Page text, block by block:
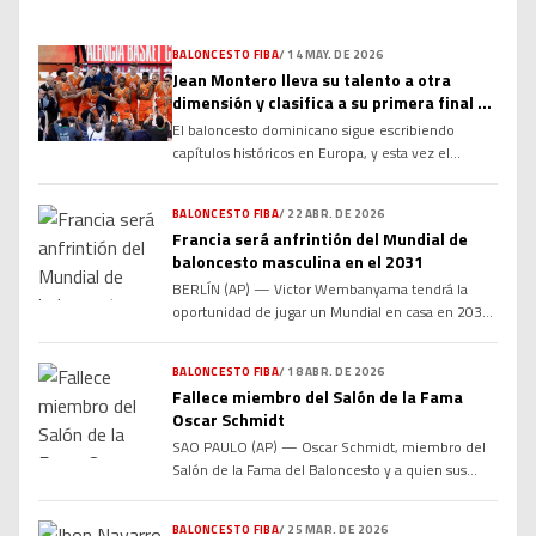
BALONCESTO FIBA/ 14 MAY. DE 2026
Jean Montero lleva su talento a otra
dimensión y clasifica a su primera final de
Euroliga
El baloncesto dominicano sigue escribiendo
capítulos históricos en Europa, y esta vez el
de la Euroliga y consiguió el boleto hacia la
primera gran final europea de su carrera
profesional, consolidándose como una de las
figuras emergentes más importantes […]
BALONCESTO FIBA/ 22 ABR. DE 2026
Francia será anfrintión del Mundial de
baloncesto masculina en el 2031
BERLÍN (AP) — Victor Wembanyama tendrá la
oportunidad de jugar un Mundial en casa en 2031 .
baloncesto masculino 2031, mientras que Japón
obtuvo el Mundial femenino de 2030. “Japón y
Francia son organizadores de élite de eventos de
[…]
BALONCESTO FIBA/ 18 ABR. DE 2026
Fallece miembro del Salón de la Fama
Oscar Schmidt
SAO PAULO (AP) — Oscar Schmidt, miembro del
Salón de la Fama del Baloncesto y a quien sus
BALONCESTO FIBA/ 25 MAR. DE 2026